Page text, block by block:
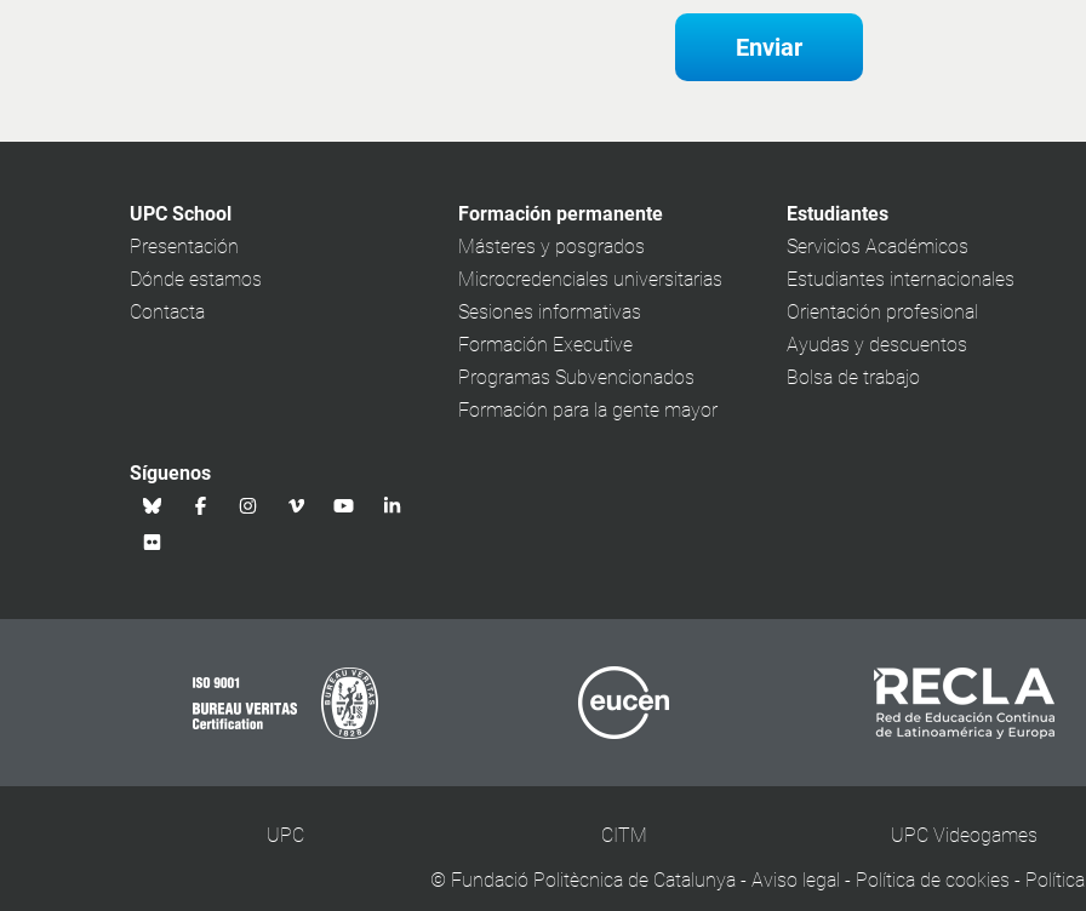
Enviar
UPC School
Presentación
Dónde estamos
Contacta
Formación permanente
Másteres y posgrados
Microcredenciales universitarias
Sesiones informativas
Formación Executive
Programas Subvencionados
Formación para la gente mayor
Estudiantes
Servicios Académicos
Estudiantes internacionales
Orientación profesional
Ayudas y descuentos
Bolsa de trabajo
Síguenos
UPC CITM
UPC Videogames
© Fundació Politècnica de Catalunya- Aviso legal - Política de cookies -